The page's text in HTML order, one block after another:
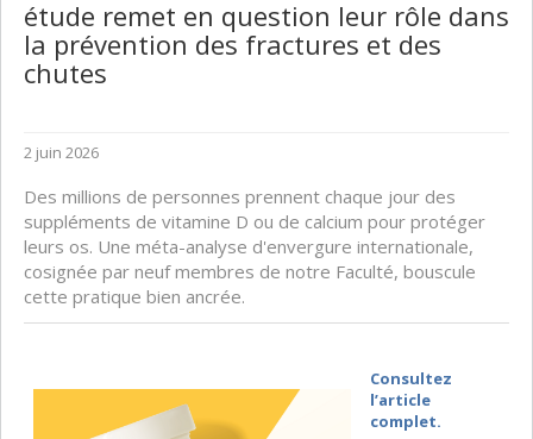
étude remet en question leur rôle dans
la prévention des fractures et des
chutes
2 juin 2026
Des millions de personnes prennent chaque jour des
suppléments de vitamine D ou de calcium pour protéger
leurs os. Une méta-analyse d'envergure internationale,
cosignée par neuf membres de notre Faculté, bouscule
cette pratique bien ancrée.
Consultez
l’article
complet.